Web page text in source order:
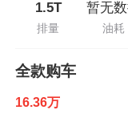
1.5T
排量
暂无
油耗
全款购车
16.36万